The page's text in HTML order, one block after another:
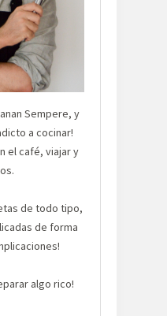
Sempere, y
a cocinar!
el café, viajar y
de todo tipo,
de forma
algo rico!